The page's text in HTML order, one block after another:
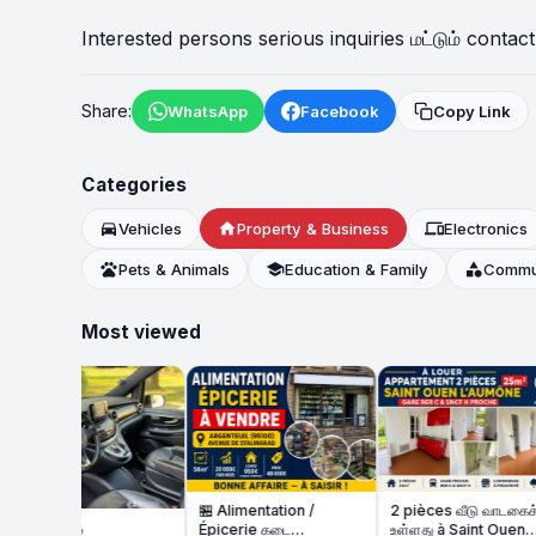
Interested persons serious inquiries மட்டும்
Share: WhatsApp Facebook Copy Link
Categories
directions_carVehicles homeProperty & Business devicesElectronics
petsPets & Animals schoolEducation & Family category
Most viewed
🏪 Alimentation /
Épicerie கடை
2 pièces வீடு வாடகைக்கு
உள்ளது à Saint Ouen